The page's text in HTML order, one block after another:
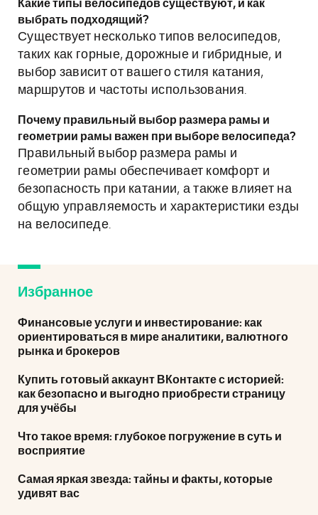
Какие типы велосипедов существуют, и как
выбрать подходящий?
Существует несколько типов велосипедов,
таких как горные, дорожные и гибридные, и
выбор зависит от вашего стиля катания,
маршрутов и частоты использования.
Почему правильный выбор размера рамы и
геометрии рамы важен при выборе велосипеда?
Правильный выбор размера рамы и
геометрии рамы обеспечивает комфорт и
безопасность при катании, а также влияет на
общую управляемость и характеристики езды
на велосипеде.
Избранное
Финансовые услуги и инвестирование: как
ориентироваться в мире аналитики, валютного
рынка и брокеров
Купить готовый аккаунт ВКонтакте с историей:
как безопасно и выгодно приобрести страницу
для учёбы
Что такое время: глубокое погружение в суть и
восприятие
Самая яркая звезда: тайны и факты, которые
удивят вас